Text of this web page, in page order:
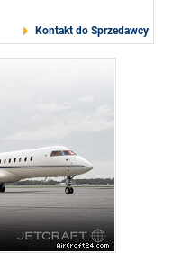
Kontakt do Sprzedawcy